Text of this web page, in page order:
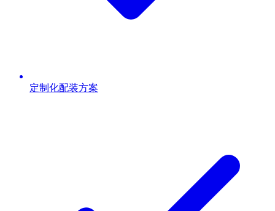
定制化配装方案